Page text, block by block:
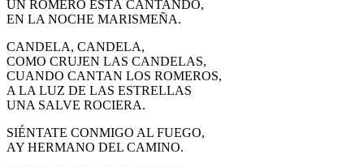
UN ROMERO ESTÁ CANTANDO,
EN LA NOCHE MARISMEÑA.
CANDELA, CANDELA,
COMO CRUJEN LAS CANDELAS,
CUANDO CANTAN LOS ROMEROS,
A LA LUZ DE LAS ESTRELLAS
UNA SALVE ROCIERA.
SIÉNTATE CONMIGO AL FUEGO,
AY HERMANO DEL CAMINO.